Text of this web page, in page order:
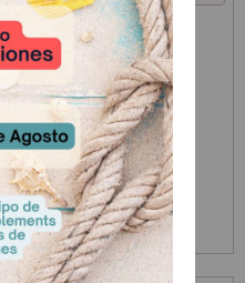
de datosy la Política de